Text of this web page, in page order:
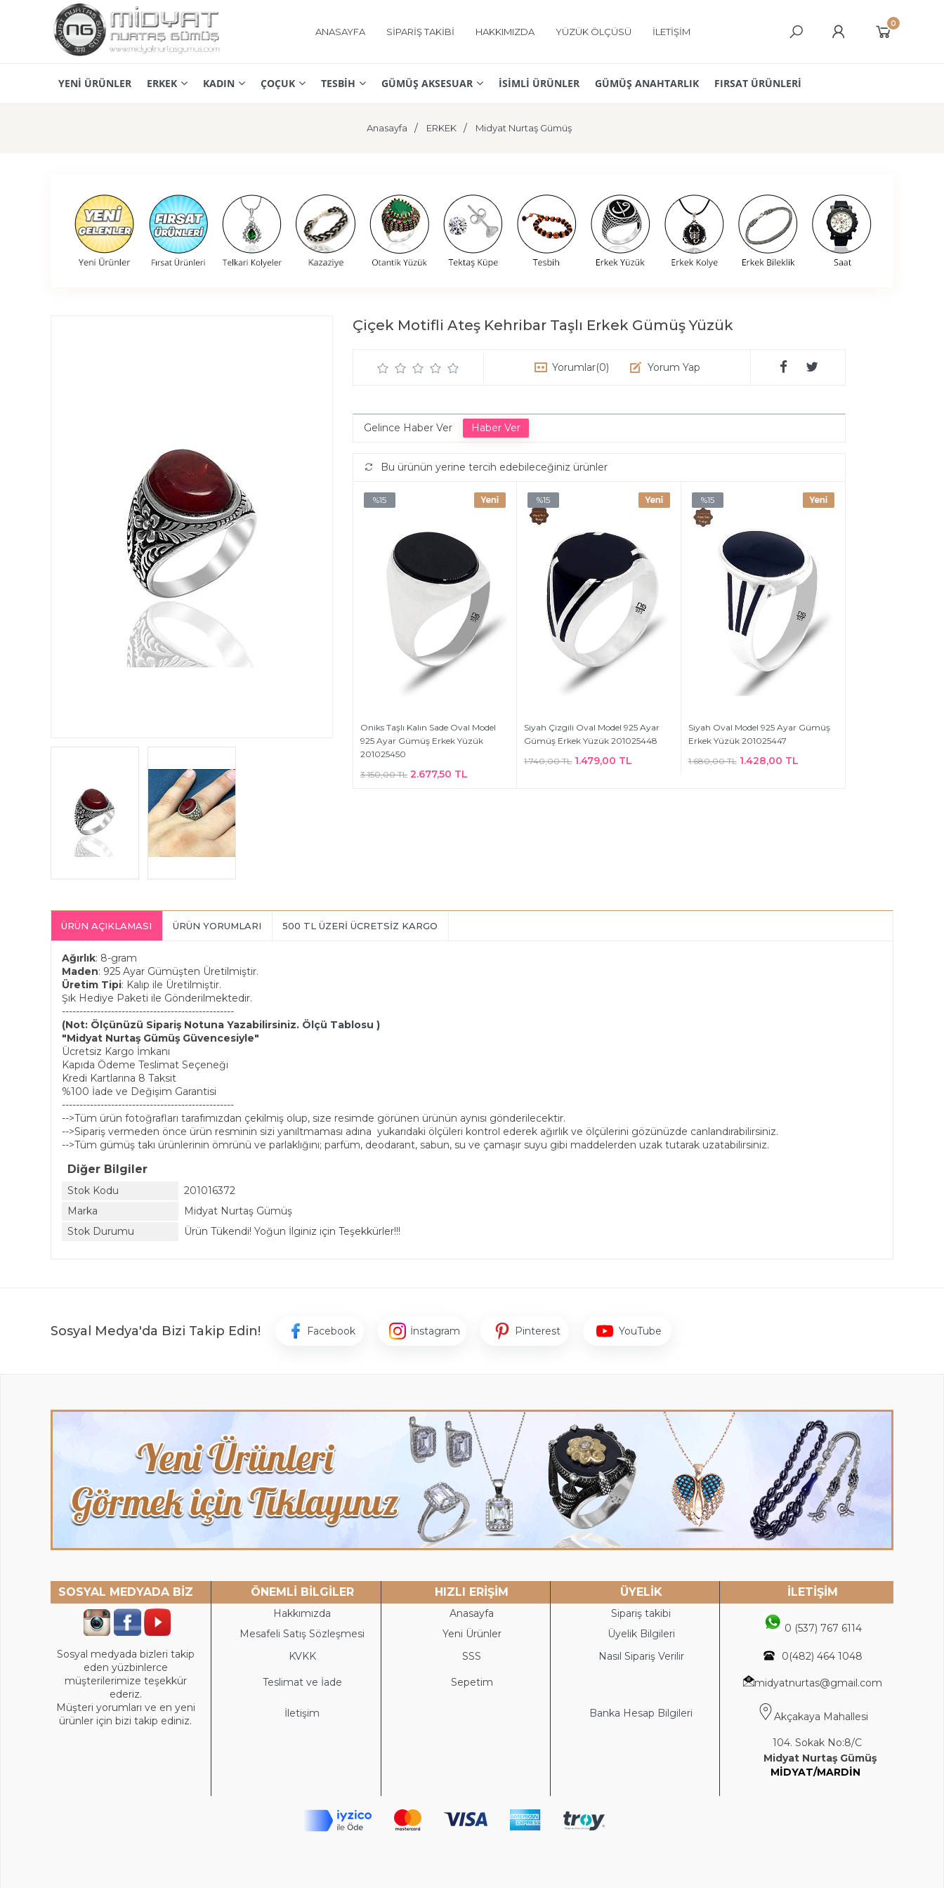
ANASAYFA SİPARİŞ TAKİBİ HAKKIMIZDA YÜZÜK ÖLÇÜSÜ İLETİŞİM
0
YENİ ÜRÜNLER ERKEK KADIN ÇOÇUK TESBİH GÜMÜŞ AKSESUAR İSİMLİ ÜRÜNLER GÜMÜŞ ANAHTARLIK FIRSAT ÜRÜNLERİ
Anasayfa ERKEK Midyat Nurtaş Gümüş
Çiçek Motifli Ateş Kehribar Taşlı Erkek Gümüş Yüzük
Yorumlar(0) Yorum Yap
Gelince Haber Ver
Bu ürünün yerine tercih edebileceğiniz ürünler
%15
Oniks Taşlı Kalın Sade Oval Model
925 Ayar Gümüş Erkek Yüzük
201025450
3.150,00 TL 2.677,50 TL
%15
Siyah Çizgili Oval Model 925 Ayar
Gümüş Erkek Yüzük 201025448
1.740,00 TL 1.479,00 TL
%15
Siyah Oval Model 925 Ayar Gümüş
Erkek Yüzük 201025447
1.680,00 TL 1.428,00 TL
ÜRÜN AÇIKLAMASI ÜRÜN YORUMLARI 500 TL ÜZERİ ÜCRETSİZ KARGO
Ağırlık: 8-gram
Maden: 925 Ayar Gümüşten Üretilmiştir.
Üretim Tipi: Kalıp ile Üretilmiştir.
Şık Hediye Paketi ile Gönderilmektedir.
-------------------------------------------------
(Not: Ölçünüzü Sipariş Notuna Yazabilirsiniz. Ölçü Tablosu )
"Midyat Nurtaş Gümüş Güvencesiyle"
Ücretsiz Kargo İmkanı
Kapıda Ödeme Teslimat Seçeneği
Kredi Kartlarına 8 Taksit
%100 İade ve Değişim Garantisi
-------------------------------------------------
-->Tüm ürün fotoğrafları tarafımızdan çekilmiş olup, size resimde görünen ürünün aynısı gönderilecektir.
-->Sipariş vermeden önce ürün resminin sizi yanıltmaması adına yukarıdaki ölçüleri kontrol ederek ağırlık ve ölçülerini gözünüzde canlandırabilirsiniz.
-->Tüm gümüş takı ürünlerinin ömrünü ve parlaklığını; parfüm, deodarant, sabun, su ve çamaşır suyu gibi maddelerden uzak tutarak uzatabilirsiniz.
Diğer Bilgiler
Stok Kodu
201016372
Marka
Midyat Nurtaş Gümüş
Stok Durumu
Ürün Tükendi! Yoğun İlginiz için Teşekkürler!!!
Sosyal Medya'da Bizi Takip Edin! Facebook İnstagram Pinterest YouTube
SOSYAL MEDYADA BİZ ÖNEMLİ BİLGİLER HIZLI ERİŞİM ÜYELİK İLETİŞİM
Hakkımızda Anasayfa
Sipariş takibi
0 (537) 767 6114
Mesafeli Satış Sözleşmesi Yeni Ürünler
Üyelik Bilgileri
Sosyal medyada bizleri takip
eden yüzbinlerce
müşterilerimize teşekkür
ederiz.
Müşteri yorumları ve en yeni
ürünler için bizi takip ediniz.
KVKK SSS Nasıl Sipariş Verilir 0(482) 464 1048
Teslimat ve İade Sepetim midyatnurtas@gmail.com
İletişim Banka Hesap Bilgileri Akçakaya Mahallesi
104. Sokak No:8/C
Midyat Nurtaş Gümüş
MİDYAT/MARDİN